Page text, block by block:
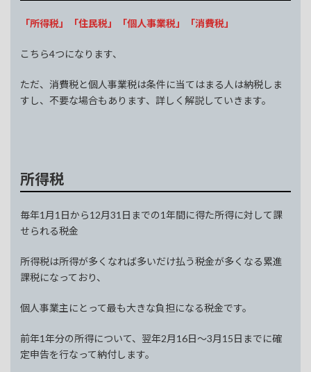
「所得税」「住民税」「個人事業税」「消費税」
こちら4つになります、
ただ、消費税と個人事業税は条件に当てはまる人は納税しま
すし、不要な場合もあります、詳しく解説していきます。
所得税
毎年1月1日から12月31日までの1年間に得た所得に対して課
せられる税金
所得税は所得が多くなれば多いだけ払う税金が多くなる累進
課税になっており、
個人事業主にとって最も大きな負担になる税金です。
前年1年分の所得について、翌年2月16日〜3月15日までに確
定申告を行なって納付します。